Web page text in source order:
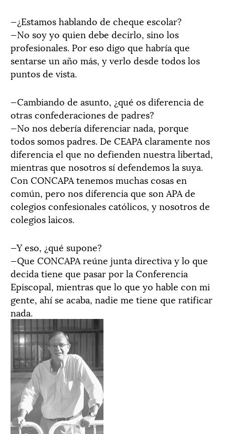
—¿Estamos hablando de cheque escolar?
—No soy yo quien debe decirlo, sino los
profesionales. Por eso digo que habría que
sentarse un año más, y verlo desde todos los
puntos de vista.
—Cambiando de asunto, ¿qué os diferencia de
otras confederaciones de padres?
—No nos debería diferenciar nada, porque
todos somos padres. De CEAPA claramente nos
diferencia el que no defienden nuestra libertad,
mientras que nosotros sí defendemos la suya.
Con CONCAPA tenemos muchas cosas en
común, pero nos diferencia que son APA de
colegios confesionales católicos, y nosotros de
colegios laicos.
—Y eso, ¿qué supone?
—Que CONCAPA reúne junta directiva y lo que
decida tiene que pasar por la Conferencia
Episcopal, mientras que lo que yo hable con mi
gente, ahí se acaba, nadie me tiene que ratificar
nada.